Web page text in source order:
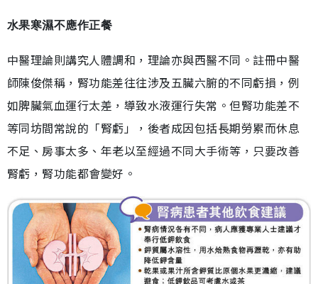
水果寒濕不應作正餐
中醫理論則講究人體調和，理論亦與西醫不同。註冊中醫
師陳俊傑稱，腎功能差往往涉及五臟六腑的不同虧損，例
如脾臟氣血運行太差，導致水液運行失常。但腎功能差不
等同坊間常說的「腎虧」，後者成因包括長期勞累而休息
不足、房事太多、年老以至經過不同大手術等，只要改善
腎虧，腎功能都會變好。